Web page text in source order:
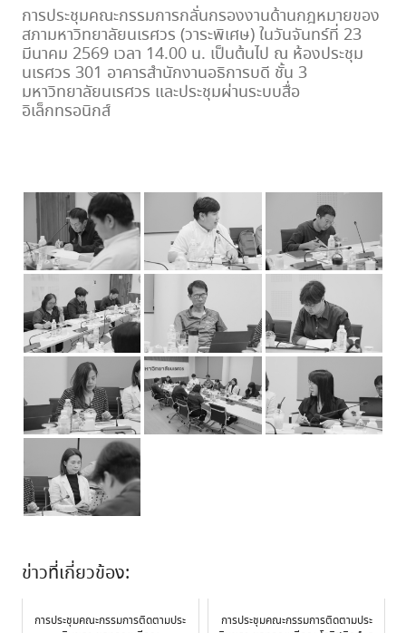
การประชุมคณะกรรมการกลั่นกรองงานด้านกฎหมายของ
สภามหาวิทยาลัยนเรศวร (วาระพิเศษ) ในวันจันทร์ที่ 23
มีนาคม 2569 เวลา 14.00 น. เป็นต้นไป ณ ห้องประชุม
นเรศวร 301 อาคารสำนักงานอธิการบดี ชั้น 3
มหาวิทยาลัยนเรศวร และประชุมผ่านระบบสื่อ
อิเล็กทรอนิกส์
ข่าวที่เกี่ยวข้อง:
การประชุมคณะกรรมการติดตามประ
การประชุมคณะกรรมการติดตามประ